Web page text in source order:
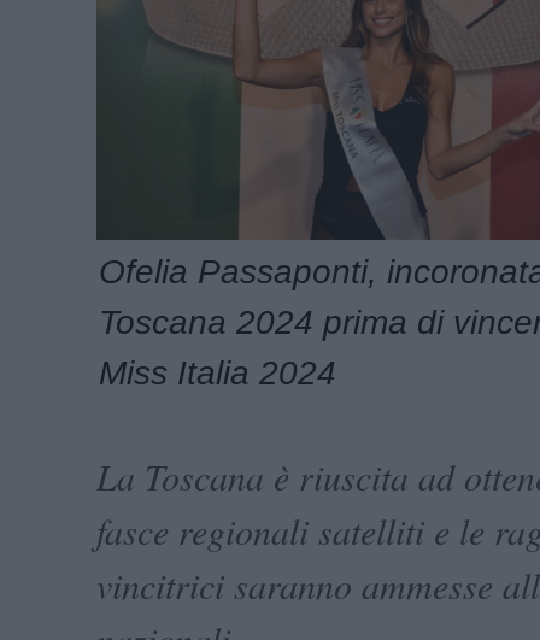
Ofelia Passaponti,
Toscana 2024 prima di
Miss Italia 2024
La Toscana è riuscita ad
fasce regionali satelliti e le
vincitrici saranno ammesse